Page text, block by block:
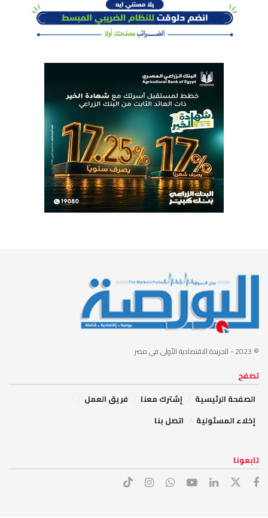
© 2023 - الجريدة الاقتصادية الأولى في مصر
تصفح
الصفحة الرئيسية
إشترك معنا
فريق العمل
إخلاء المسئولية
اتصل بنا
تابعونا